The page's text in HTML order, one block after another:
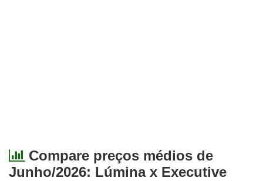
Compare preços médios de
Junho/2026: Lúmina x Executive